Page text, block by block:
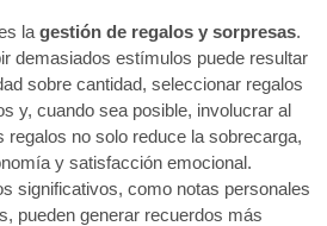
la gestión de regalos y sorpresas.
demasiados estímulos puede resultar
sobre cantidad, seleccionar regalos
y, cuando sea posible, involucrar al
regalos no solo reduce la sobrecarga,
y satisfacción emocional.
significativos, como notas personales
pueden generar recuerdos más